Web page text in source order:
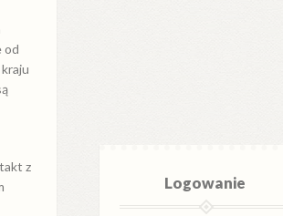
od
z
Logowanie